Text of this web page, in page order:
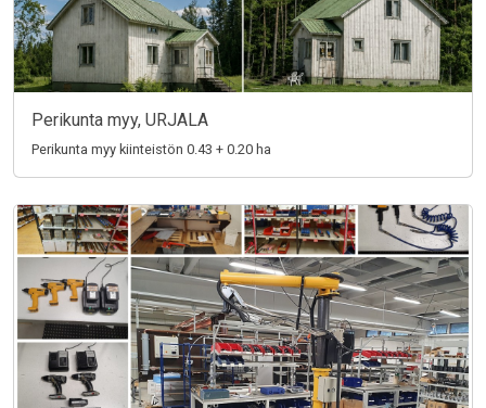
Perikunta myy, URJALA
Perikunta myy kiinteistön 0.43 + 0.20 ha